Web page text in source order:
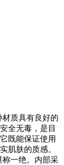
材质具有良好的
全无毒，是目
既能保证使用
肌肤的质感。
称一绝。内部采